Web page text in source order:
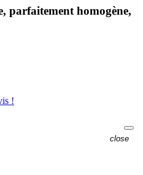
parfaitement homogène,
!
close